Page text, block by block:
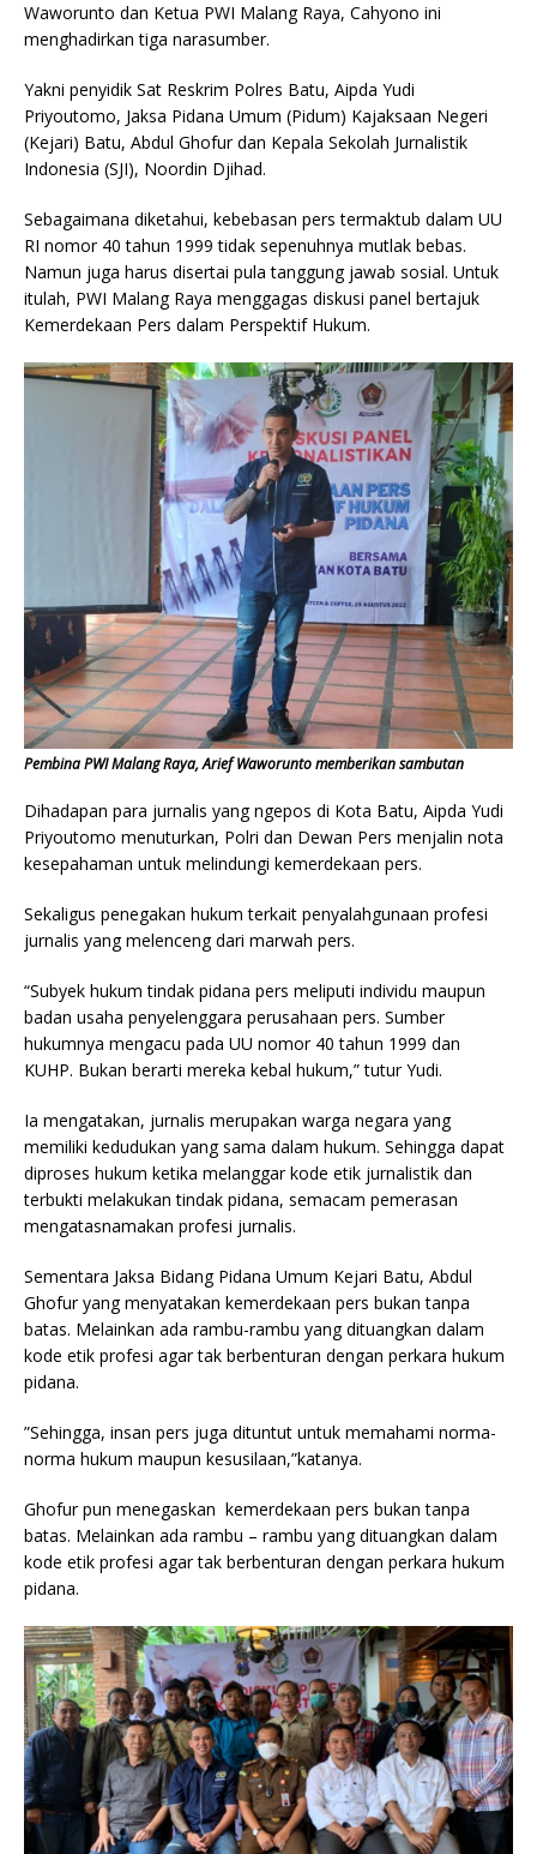
Waworunto dan Ketua PWI Malang Raya, Cahyono ini
menghadirkan tiga narasumber.
Yakni penyidik Sat Reskrim Polres Batu, Aipda Yudi
Priyoutomo, Jaksa Pidana Umum (Pidum) Kajaksaan Negeri
(Kejari) Batu, Abdul Ghofur dan Kepala Sekolah Jurnalistik
Indonesia (SJI), Noordin Djihad.
Sebagaimana diketahui, kebebasan pers termaktub dalam UU
RI nomor 40 tahun 1999 tidak sepenuhnya mutlak bebas.
Namun juga harus disertai pula tanggung jawab sosial. Untuk
itulah, PWI Malang Raya menggagas diskusi panel bertajuk
Kemerdekaan Pers dalam Perspektif Hukum.
Pembina PWI Malang Raya, Arief Waworunto memberikan sambutan
Dihadapan para jurnalis yang ngepos di Kota Batu, Aipda Yudi
Priyoutomo menuturkan, Polri dan Dewan Pers menjalin nota
kesepahaman untuk melindungi kemerdekaan pers.
Sekaligus penegakan hukum terkait penyalahgunaan profesi
jurnalis yang melenceng dari marwah pers.
“Subyek hukum tindak pidana pers meliputi individu maupun
badan usaha penyelenggara perusahaan pers. Sumber
hukumnya mengacu pada UU nomor 40 tahun 1999 dan
KUHP. Bukan berarti mereka kebal hukum,” tutur Yudi.
Ia mengatakan, jurnalis merupakan warga negara yang
memiliki kedudukan yang sama dalam hukum. Sehingga dapat
diproses hukum ketika melanggar kode etik jurnalistik dan
terbukti melakukan tindak pidana, semacam pemerasan
mengatasnamakan profesi jurnalis.
Sementara Jaksa Bidang Pidana Umum Kejari Batu, Abdul
Ghofur yang menyatakan kemerdekaan pers bukan tanpa
batas. Melainkan ada rambu-rambu yang dituangkan dalam
kode etik profesi agar tak berbenturan dengan perkara hukum
pidana.
”Sehingga, insan pers juga dituntut untuk memahami norma-
norma hukum maupun kesusilaan,”katanya.
Ghofur pun menegaskan kemerdekaan pers bukan tanpa
batas. Melainkan ada rambu – rambu yang dituangkan dalam
kode etik profesi agar tak berbenturan dengan perkara hukum
pidana.